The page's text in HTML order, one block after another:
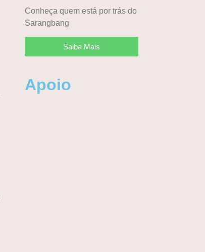
Conheça quem está por trás do
Sarangbang
Saiba Mais
Apoio